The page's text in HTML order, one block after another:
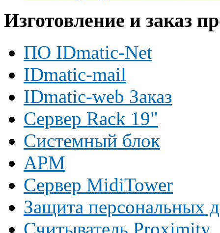
Изготовление и заказ
ПО IDmatic-Net
IDmatic-mail
IDmatic-web Заказ
Сервер Rack 19"
Системный блок
АРМ
Сервер MidiTower
Защита персональных